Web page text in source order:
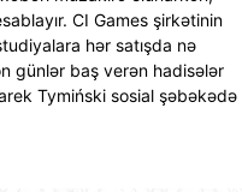
CI Games şirkətinin
hər satışda nə
günlər baş verən hadisələr
Tymiński sosial şəbəkədə